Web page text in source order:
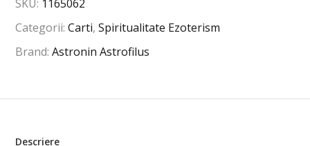
SKU: 1165062
Categorii:Carti,Spiritualitate Ezoterism
Brand:Astronin Astrofilus
Descriere